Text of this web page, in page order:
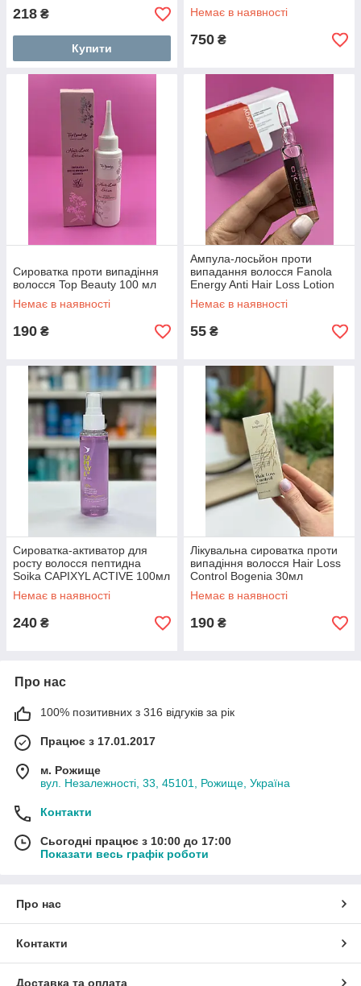
218 ₴
Купити
Немає в наявності
750 ₴
Сироватка проти випадіння
волосся Top Beauty 100 мл
Немає в наявності
190 ₴
Ампула-лосьйон проти
випадання волосся Fanola
Energy Anti Hair Loss Lotion
10 мл 1 шт.
Немає в наявності
55 ₴
Сироватка-активатор для
росту волоcся пептидна
Soika CAPIXYL ACTIVE 100мл
Немає в наявності
240 ₴
Лікувальна сироватка проти
випадіння волосся Hair Loss
Control Bogenia 30мл
Немає в наявності
190 ₴
Про нас
100% позитивних з 316 відгуків за рік
Працює з 17.01.2017
м. Рожище
вул. Незалежності, 33, 45101, Рожище, Україна
Контакти
Сьогодні працює з 10:00 до 17:00
Показати весь графік роботи
Про нас
Контакти
Доставка та оплата